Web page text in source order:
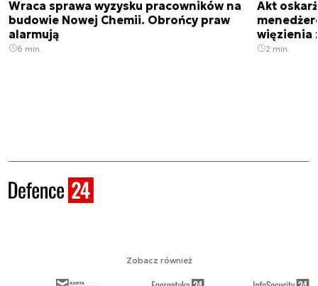
Wraca sprawa wyzysku pracowników na
budowie Nowej Chemii. Obrońcy praw
alarmują
6 min.
Akt
więzienia
2 min.
Zobacz również